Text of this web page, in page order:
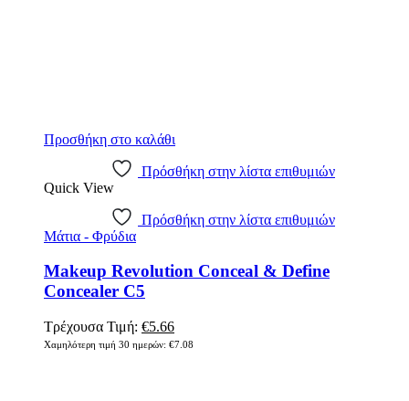
Προσθήκη στο καλάθι
Πρόσθήκη στην λίστα επιθυμιών
Quick View
Πρόσθήκη στην λίστα επιθυμιών
Μάτια - Φρύδια
Makeup Revolution Conceal & Define
Concealer C5
Τρέχουσα Τιμή: Original
price
€5.66Η
τρέχουσα
Χαμηλότερη τιμή 30 ημερών: €7.08